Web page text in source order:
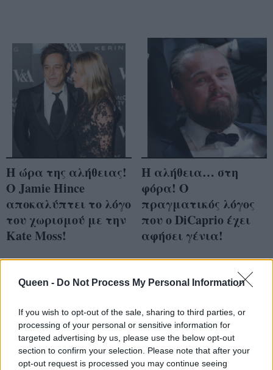
Queen - Do Not Process My Personal Information
If you wish to opt-out of the sale, sharing to third parties, or
processing of your personal or sensitive information for
targeted advertising by us, please use the below opt-out
section to confirm your selection. Please note that after your
opt-out request is processed you may continue seeing
Η ώρα της αλήθειας!
Ο Jamie Hince
αποκαλύπτει το λόγο
του χωρισμού με την
Kate Moss!
Η αλήθεια… στη
φόρα! Ο
πραγματικός λόγος
που ο DiCaprio έχει
αφήσει γένια!